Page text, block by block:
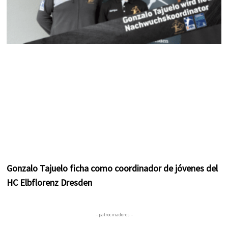
Gonzalo Tajuelo ficha como coordinador de jóvenes del
HC Elbflorenz Dresden
– patrocinadores –